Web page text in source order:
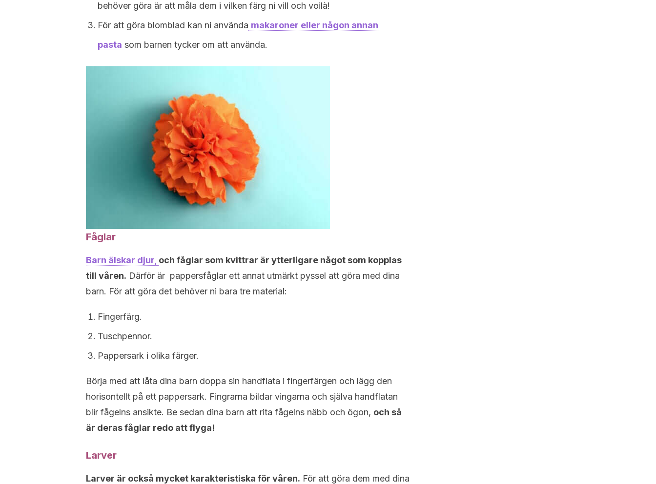
behöver göra är att måla dem i vilken färg ni vill och voilà!
För att göra blomblad kan ni använda makaroner eller någon annan
pasta som barnen tycker om att använda.
Fåglar
Barn älskar djur, och fåglar som kvittrar är ytterligare något som kopplas
till våren. Därför är pappersfåglar ett annat utmärkt pyssel att göra med dina
barn. För att göra det behöver ni bara tre material:
Fingerfärg.
Tuschpennor.
Pappersark i olika färger.
Börja med att låta dina barn doppa sin handflata i fingerfärgen och lägg den
horisontellt på ett pappersark. Fingrarna bildar vingarna och själva handflatan
blir fågelns ansikte. Be sedan dina barn att rita fågelns näbb och ögon, och så
är deras fåglar redo att flyga!
Larver
Larver är också mycket karakteristiska för våren. För att göra dem med dina